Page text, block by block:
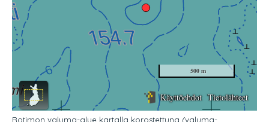
Rotimon valuma-alue kartalla korostettuna (valuma-